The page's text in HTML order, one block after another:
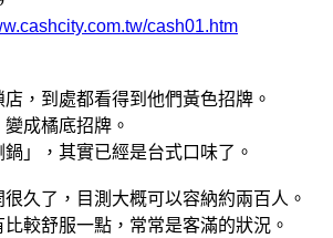
cash01.htm
，到處都看得到他們黃色招牌。
成橘底招牌。
」，其實已經是台式口味了。
久了，目測大概可以容納約兩百人。
較舒服一點，常常是客滿的狀況。